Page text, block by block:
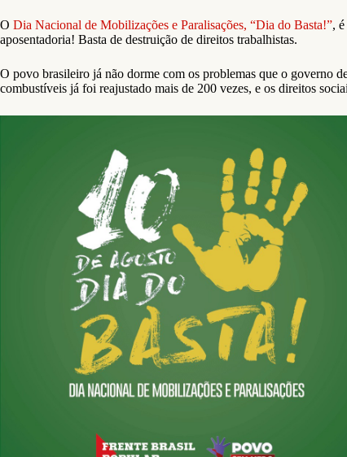
O Dia Nacional de Mobilizações e Paralisações, “Dia do Basta!”,
aposentadoria! Basta de destruição de direitos trabalhistas.
O povo brasileiro já não dorme com os problemas que o governo
combustíveis já foi reajustado mais de 200 vezes, e os direitos